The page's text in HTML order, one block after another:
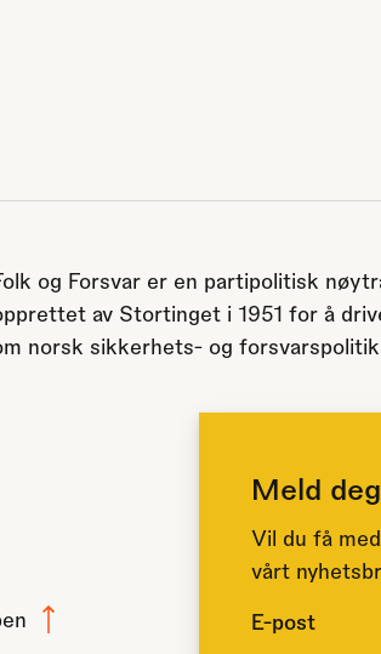
og Forsvar er en partipolitisk
av Stortinget i 1951 for å
norsk sikkerhets- og
Meld
Vil du få
vårt
E-post